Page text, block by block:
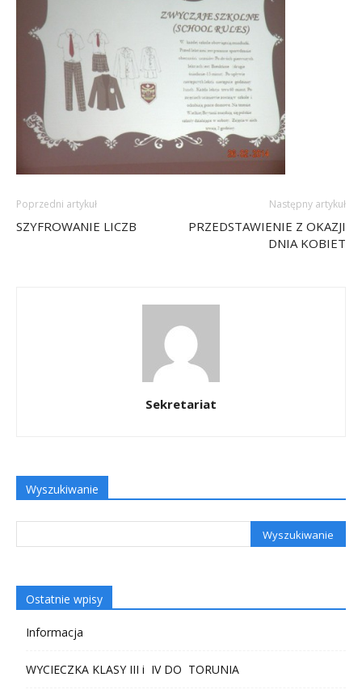
Poprzedni artykuł
SZYFROWANIE LICZB
Następny artykuł
PRZEDSTAWIENIE Z OKAZJI
DNIA KOBIET
Sekretariat
Wyszukiwanie
Ostatnie wpisy
Informacja
WYCIECZKA KLASY III i IV DO TORUNIA